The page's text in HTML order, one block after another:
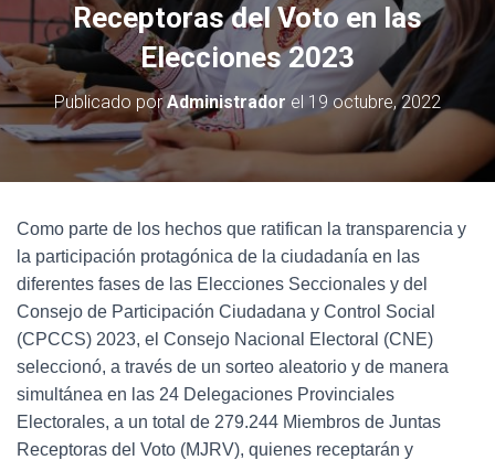
Receptoras del Voto en las
Elecciones 2023
Publicado porAdministrador el 19 octubre, 2022
Como parte de los hechos que ratifican la transparencia y
la participación protagónica de la ciudadanía en las
diferentes fases de las Elecciones Seccionales y del
Consejo de Participación Ciudadana y Control Social
(CPCCS) 2023, el Consejo Nacional Electoral (CNE)
seleccionó, a través de un sorteo aleatorio y de manera
simultánea en las 24 Delegaciones Provinciales
Electorales, a un total de 279.244 Miembros de Juntas
Receptoras del Voto (MJRV), quienes receptarán y